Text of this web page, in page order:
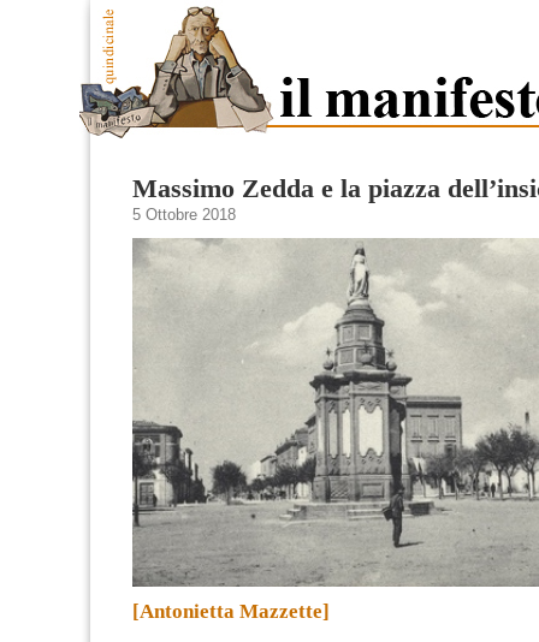
Massimo Zedda e la piazza
5 Ottobre 2018
[Antonietta Mazzette]